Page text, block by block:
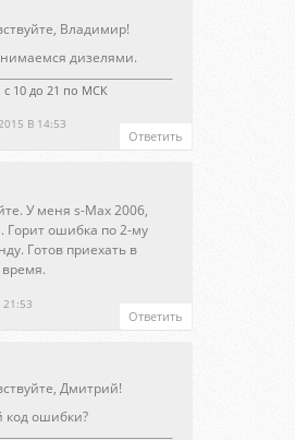
В 14:53
Владимир!
дизелями.
с 10 до 21 по МСК
Ответить
У меня s-Max 2006,
Горит ошибка по 2-му
Готов приехать в
Ответить
Дмитрий!
код ошибки?